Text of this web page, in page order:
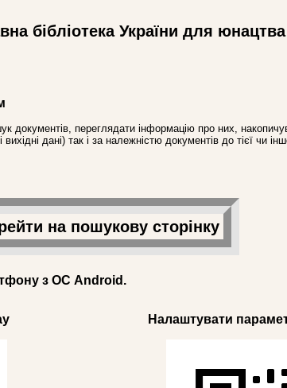
бібліотека України для юнацтва
документів, переглядати інформацію про них,
дані) так і за належністю документів до тієї чи
на пошукову сторінку
з ОС Android.
Налаштувати